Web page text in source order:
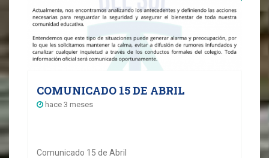
COMUNICADO 15 DE ABRIL
hace 3 meses
Comunicado 15 de Abril